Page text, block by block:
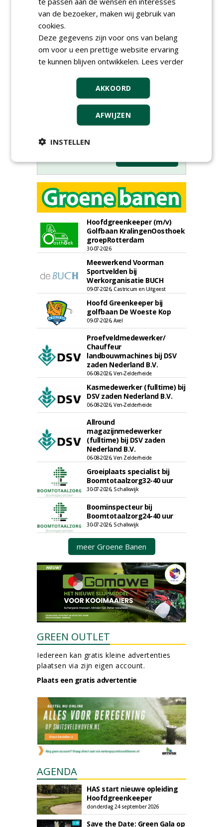
Meld je aan voor onze digitale
Hoofdgreenkeeper (m/v)
Golfbaan KralingenOosthoek
groepRotterdam
30-07-2026
Meewerkend Voorman
Sportvelden bij
Werkorganisatie BUCH
09-07-2026, Castricum en Uitgeest
Hoofd Greenkeeper bij
golfbaan De Woeste Kop
09-07-2026, Axel
Proefveldmedewerker/
Chauffeur
landbouwmachines bij DSV
zaden Nederland B.V.
06-08-2026, Ven-Zelderheide
Kasmedewerker (fulltime) bij
DSV zaden Nederland B.V.
06-08-2026, Ven-Zelderheide
Allround
magazijnmedewerker
(fulltime) bij DSV zaden
Nederland B.V.
06-08-2026, Ven Zelderheide
Groeiplaats specialist bij
Boomtotaalzorg32-40 uur
30-07-2026, Schalkwijk
Boominspecteur bij
Boomtotaalzorg24-40 uur
30-07-2026, Schalkwijk
meer Groene Banen
GREEN OUTLET
Iedereen kan gratis kleine advertenties
plaatsen via zijn eigen account.
Plaats een gratis advertentie
AGENDA
HAS start nieuwe opleiding
Hoofdgreenkeeper
donderdag 24 september 2026
Save the Date: Green Gala op
van de bezoeker, maken wij gebruik van
cookies.
Deze gegevens zijn voor ons van belang
om voor u een prettige website ervaring
te kunnen blijven ontwikkelen. Lees verder
AKKOORD
AFWIJZEN
INSTELLEN